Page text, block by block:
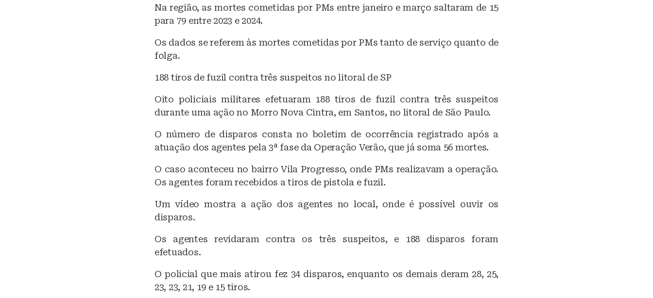
Na região, as mortes cometidas por PMs entre janeiro e março saltaram de 15
para 79 entre 2023 e 2024.
Os dados se referem às mortes cometidas por PMs tanto de serviço quanto de
folga.
188 tiros de fuzil contra três suspeitos no litoral de SP
Oito policiais militares efetuaram 188 tiros de fuzil contra três suspeitos
durante uma ação no Morro Nova Cintra, em Santos, no litoral de São Paulo.
O número de disparos consta no boletim de ocorrência registrado após a
atuação dos agentes pela 3ª fase da Operação Verão, que já soma 56 mortes.
O caso aconteceu no bairro Vila Progresso, onde PMs realizavam a operação.
Os agentes foram recebidos a tiros de pistola e fuzil.
Um vídeo mostra a ação dos agentes no local, onde é possível ouvir os
disparos.
Os agentes revidaram contra os três suspeitos, e 188 disparos foram
efetuados.
O policial que mais atirou fez 34 disparos, enquanto os demais deram 28, 25,
23, 23, 21, 19 e 15 tiros.